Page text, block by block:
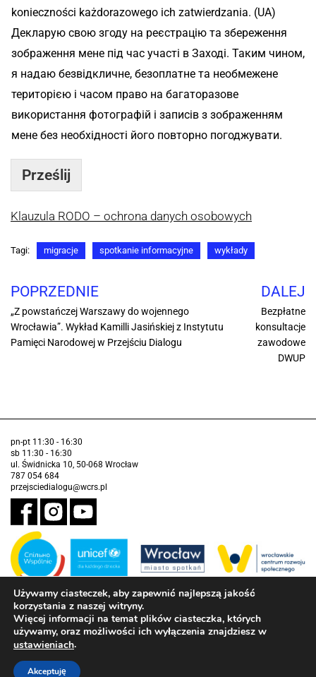
konieczności każdorazowego ich zatwierdzania. (UA)
Декларую свою згоду на реєстрацію та збереження
зображення мене під час участі в Заході. Таким чином,
я надаю безвідкличне, безоплатне та необмежене
територією і часом право на багаторазове
використання фотографій і записів з зображенням
мене без необхідності його повторно погоджувати.
Prześlij
Klauzula RODO – ochrona danych osobowych
Tagi: migracje spotkanie informacyjne wykłady
POPRZEDNIE
„Z powstańczej Warszawy do wojennego
Wrocławia”. Wykład Kamilli Jasińskiej z Instytutu
Pamięci Narodowej w Przejściu Dialogu
DALEJ
Bezpłatne
konsultacje
zawodowe
DWUP
pn-pt 11:30 - 16:30
sb 11:30 - 16:30
ul. Świdnicka 10, 50-068 Wrocław
787 054 684
przejsciedialogu@wcrs.pl
Zadanie realizowane ze środków Gminy Wrocław w partnerstwie z
Funduszem Narodów Zjednoczonych na Rzecz Dzieci (UNICEF)
Deklaracja dostępności
Używamy ciasteczek, aby zapewnić najlepszą jakość
korzystania z naszej witryny.
Więcej informacji na temat plików ciasteczka, których
używamy, oraz możliwości ich wyłączenia znajdziesz w
ustawieniach.
Akceptuję